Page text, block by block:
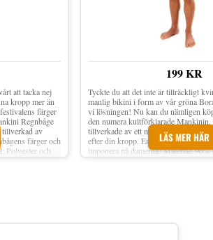
att tacka nej
kropp mer än
färger
Regnbåge
tillverkad av
färger och
Polyester och
199 KR
LÄS MER HÄR
Tyckte du att det inte är tillräckligt
manlig bikini i form av vår gröna
vi lösningen! Nu kan du nämligen
den numera kultförklarade Mankinin.
tillverkade av ett mjukt, stretchigt tyg
efter din kropp. En outfit som
imponera på damerna! Material: 96%